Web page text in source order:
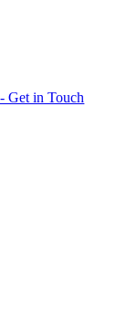
Get in Touch